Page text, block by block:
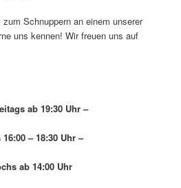
Schnuppern an einem unserer
uns kennen! Wir freuen uns auf
ab 19:30 Uhr –
– 18:30 Uhr –
ab 14:00 Uhr